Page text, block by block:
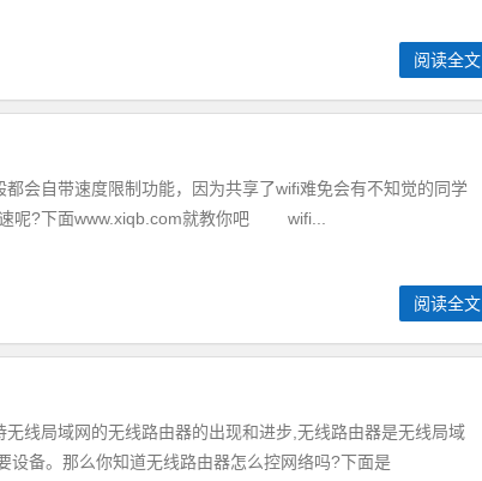
阅读全文
会自带速度限制功能，因为共享了wifi难免会有不知觉的同学
速呢?下面www.xiqb.com就教你吧 wifi...
阅读全文
局域网的无线路由器的出现和进步,无线路由器是无线局域
设备。那么你知道无线路由器怎么控网络吗?下面是